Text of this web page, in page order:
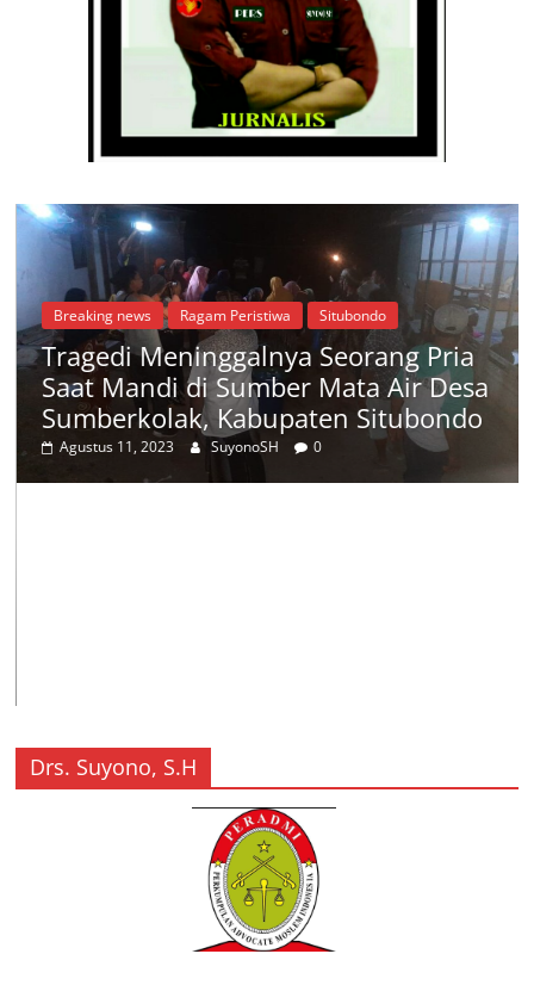
Breaking news Ragam Peristiwa Situbondo
Tragedi Meninggalnya Seorang Pria
Saat Mandi di Sumber Mata Air Desa
Sumberkolak, Kabupaten Situbondo
Agustus 11, 2023 SuyonoSH 0
Drs. Suyono, S.H